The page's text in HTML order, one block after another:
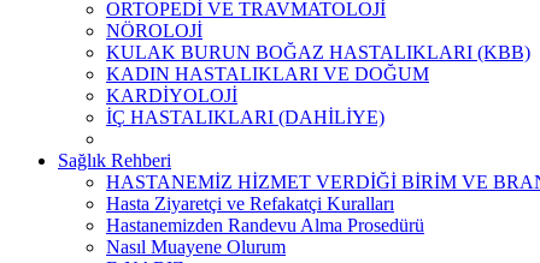
ORTOPEDİ VE TRAVMATOLOJİ
NÖROLOJİ
KULAK BURUN BOĞAZ HASTALIKLARI (KBB)
KADIN HASTALIKLARI VE DOĞUM
KARDİYOLOJİ
İÇ HASTALIKLARI (DAHİLİYE)
Sağlık Rehberi
HASTANEMİZ HİZMET VERDİĞİ BİRİM VE
Hasta Ziyaretçi ve Refakatçi Kuralları
Hastanemizden Randevu Alma Prosedürü
Nasıl Muayene Olurum